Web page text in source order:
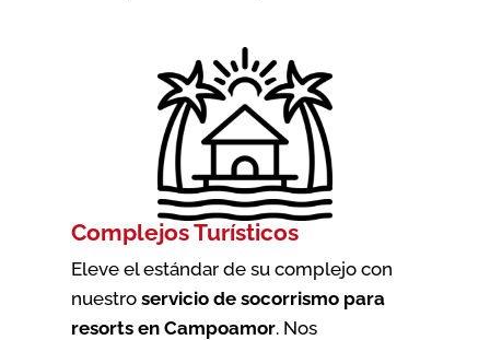
Complejos Turísticos
Eleve el estándar de su complejo con
nuestro servicio de socorrismo para
resorts en Campoamor. Nos